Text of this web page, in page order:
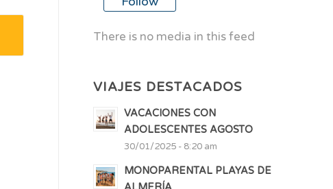
There is no media in this feed
VIAJES DESTACADOS
VACACIONES CON
ADOLESCENTES AGOSTO
30/01/2025 - 8:20 am
MONOPARENTAL PLAYAS DE